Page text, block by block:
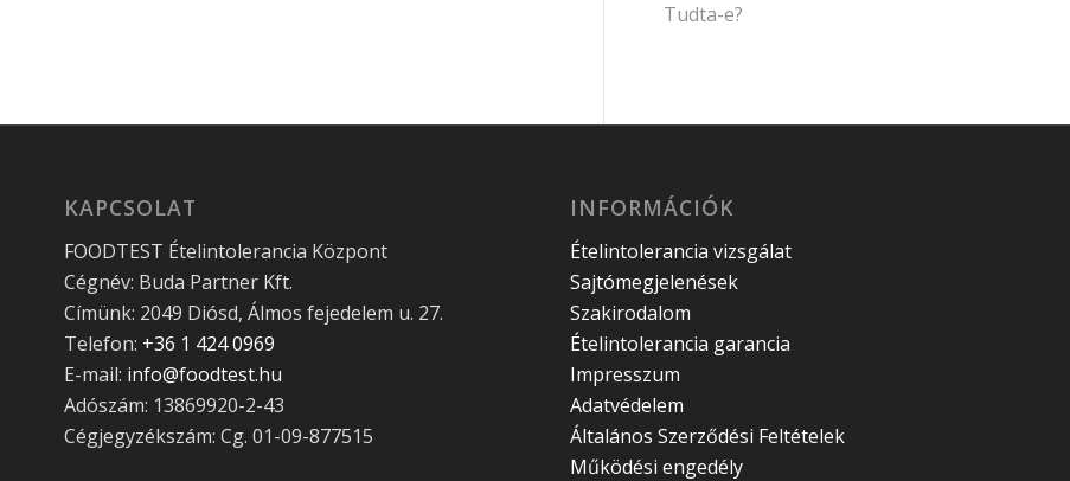
Tudta-e?
KAPCSOLAT
FOODTEST Ételintolerancia Központ
Cégnév: Buda Partner Kft.
Címünk: 2049 Diósd, Álmos fejedelem u. 27.
Telefon: +36 1 424 0969
E-mail: info@foodtest.hu
Adószám: 13869920-2-43
Cégjegyzékszám: Cg. 01-09-877515
INFORMÁCIÓK
Ételintolerancia vizsgálat
Sajtómegjelenések
Szakirodalom
Ételintolerancia garancia
Impresszum
Adatvédelem
Általános Szerződési Feltételek
Működési engedély